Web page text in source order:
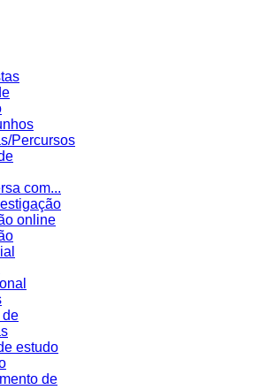
Percursos
com...
online
de
estudo
de